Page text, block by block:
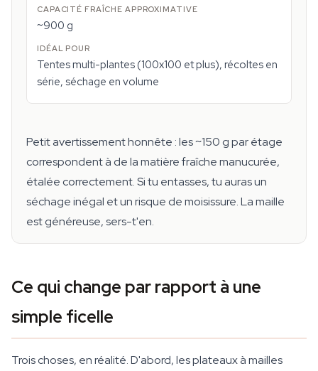
~900 g
Tentes multi-plantes (100x100 et plus), récoltes en
série, séchage en volume
Petit avertissement honnête : les ~150 g par étage
correspondent à de la matière fraîche manucurée,
étalée correctement. Si tu entasses, tu auras un
séchage inégal et un risque de moisissure. La maille
est généreuse, sers-t'en.
Ce qui change par rapport à une
simple ficelle
Trois choses, en réalité. D'abord, les plateaux à mailles